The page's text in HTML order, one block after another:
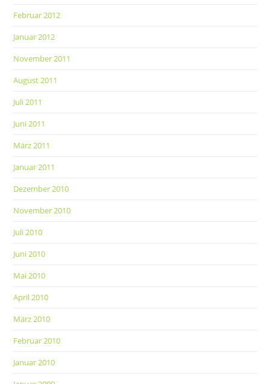
Februar 2012
Januar 2012
November 2011
August 2011
Juli 2011
Juni 2011
März 2011
Januar 2011
Dezember 2010
November 2010
Juli 2010
Juni 2010
Mai 2010
April 2010
März 2010
Februar 2010
Januar 2010